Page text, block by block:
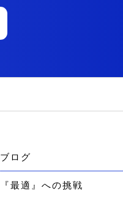
ブログ
『最適』への挑戦